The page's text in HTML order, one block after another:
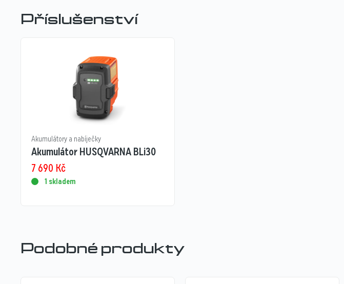
Příslušenství
Akumulátory a nabíječky
Akumulátor HUSQVARNA BLi30
7 690 Kč
1 skladem
Podobné produkty